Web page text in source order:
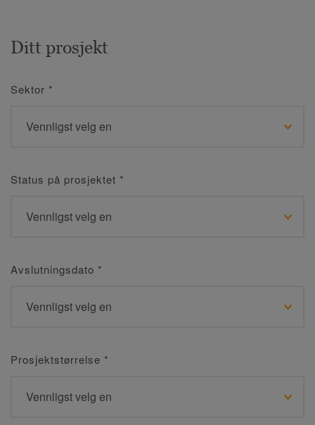
Ditt prosjekt
Sektor *
Status på prosjektet *
Avslutningsdato *
Prosjektstørrelse *